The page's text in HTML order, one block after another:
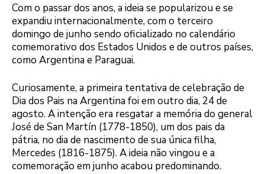
Com o passar dos anos, a ideia se popularizou e se
expandiu internacionalmente, com o terceiro
domingo de junho sendo oficializado no calendário
comemorativo dos Estados Unidos e de outros países,
como Argentina e Paraguai.
Curiosamente, a primeira tentativa de celebração de
Dia dos Pais na Argentina foi em outro dia, 24 de
agosto. A intenção era resgatar a memória do general
José de San Martín (1778-1850), um dos pais da
pátria, no dia de nascimento de sua única filha,
Mercedes (1816-1875). A ideia não vingou e a
comemoração em junho acabou predominando.